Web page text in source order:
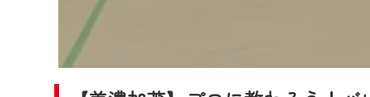
CCNetWebTVのリニューアルに